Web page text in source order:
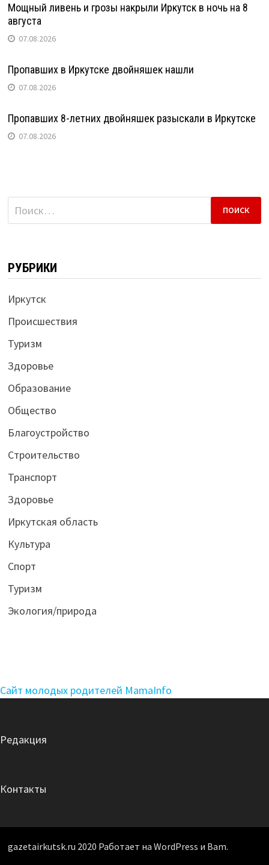
Мощный ливень и грозы накрыли Иркутск в ночь на 8
августа
07.08.2026
Пропавших в Иркутске двойняшек нашли
07.08.2026
Пропавших 8-летних двойняшек разыскали в Иркутске
07.08.2026
Найти:
РУБРИКИ
Иркутск
Происшествия
Туризм
Здоровье
Образование
Общество
Благоустройство
Строительство
Транспорт
Здоровье
Иркутская область
Культура
Спорт
Туризм
Экология/природа
Сайт молодых родителей MamaInfo
Редакция
Контакты
gazetairkutsk.ru 2020 Работает на WordPress и Bam.